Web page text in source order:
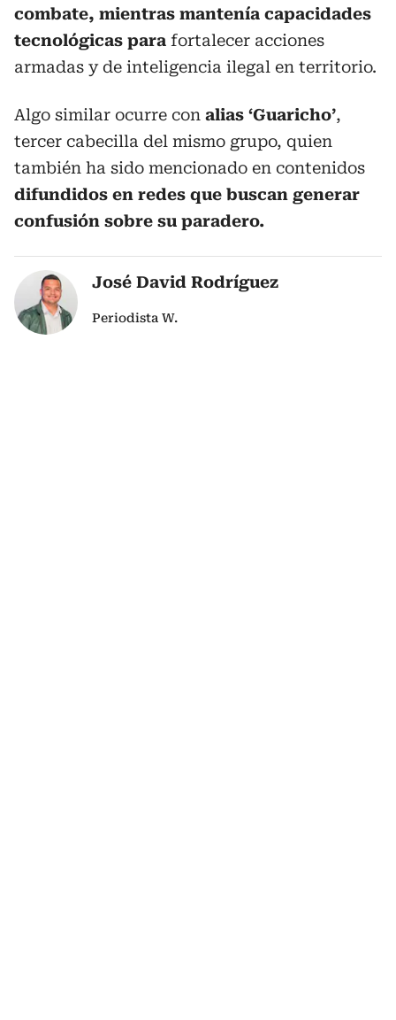
combate, mientras mantenía capacidades
tecnológicas para fortalecer acciones
armadas y de inteligencia ilegal en territorio.
Algo similar ocurre con alias ‘Guaricho’,
tercer cabecilla del mismo grupo, quien
también ha sido mencionado en contenidos
difundidos en redes que buscan generar
confusión sobre su paradero.
José David Rodríguez
Periodista W.